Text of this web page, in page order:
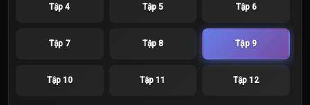
Tập 4 Tập 5 Tập 6
Tập 7 Tập 8 Tập 9
Tập 10 Tập 11 Tập 12